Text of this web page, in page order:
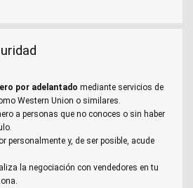
por adelantado mediante servicios de
Western Union o similares.
a personas que no conoces o sin haber
personalmente y, de ser posible, acude
la negociación con vendedores en tu